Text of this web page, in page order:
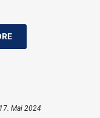
17. Mai 2024